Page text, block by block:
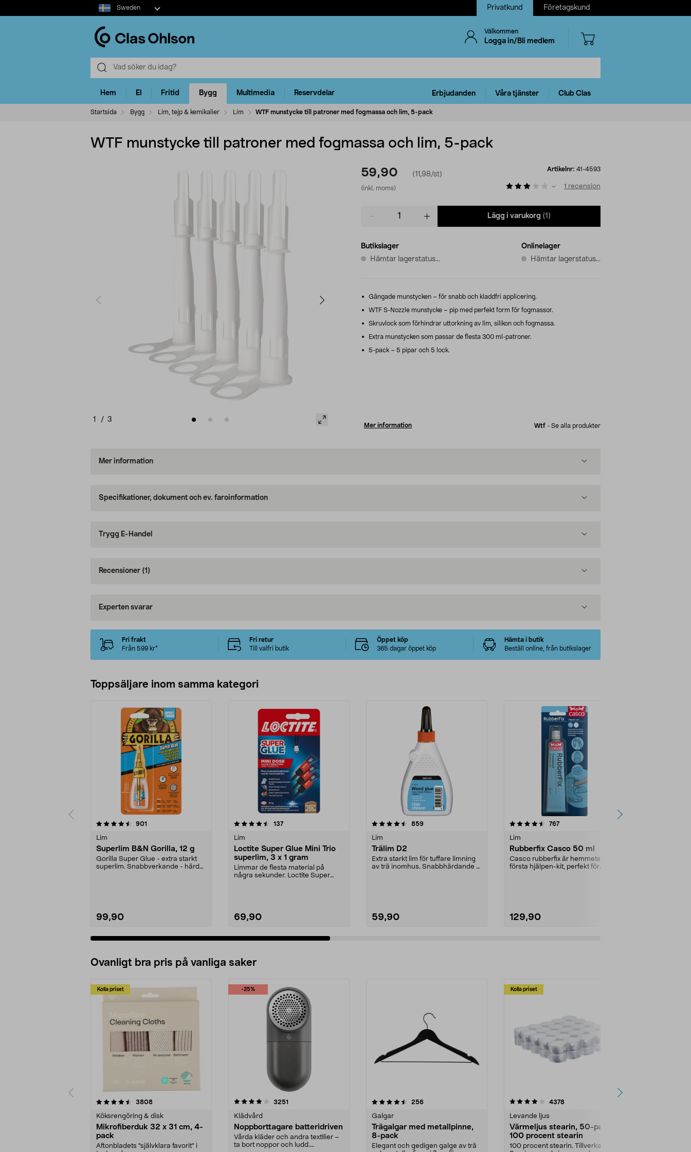
Select
market
Sweden Privatkund Företagskund
Välkommen
Logga in/Bli medlem
Hem El Fritid Bygg Multimedia Reservdelar Erbjudanden Våra tjänster Club Clas
Startsida Bygg Lim, tejp & kemikalier Lim WTF munstycke till patroner med fogmassa och lim, 5-pack
WTF munstycke till patroner med fogmassa och lim, 5-pack
1 / 3
59,90 (11,98/st)
(inkl. moms)
Artikelnr: 41-4593
1 recension
Lägg i varukorg (1)
Butikslager
Hämtar lagerstatus...
Onlinelager
Hämtar lagerstatus...
Gängade munstycken – för snabb och kladdfri applicering.
WTF S-Nozzle munstycke – pip med perfekt form för fogmassor.
Skruvlock som förhindrar uttorkning av lim, silikon och fogmassa.
Extra munstycken som passar de flesta 300 ml-patroner.
5-pack – 5 pipar och 5 lock.
Mer information Wtf - Se alla produkter
Mer information
Specifikationer, dokument och ev. faroinformation
Trygg E-Handel
Recensioner (1)
Experten svarar
Fri frakt
Från 599 kr*
Fri retur
Till valfri butik
Öppet köp
365 dagar öppet köp
Hämta i butik
Beställ online, från butikslager
Toppsäljare inom samma kategori
901
Lim
Superlim B&N Gorilla, 12 g
Gorilla Super Glue - extra starkt
superlim. Snabbverkande - härdar
99,90
4.5 av 5 stjärnor 137recensioner
Lim
Loctite Super Glue Mini Trio
superlim, 3 x 1 gram
Limmar de flesta material på
några sekunder. Loctite Super
69,90
4.5 av 5 stjärnor 859recensioner
Lim
Trälim D2
Extra starkt lim för tuffare limning
av trä inomhus. Snabbhärdande -
59,90
4.5 av 5 stjärnor 767recensioner
Lim
Rubberfix Casco 50 ml
Casco rubberfix är hemmets
första hjälpen-kit, perfekt för
129,90
4.0 av 5 stjärnor
Ovanligt bra pris på vanliga saker
Kolla priset
3808recensioner
Köksrengöring & disk
Mikrofiberduk 32 x 31 cm, 4-
pack
Aftonbladets "självklara favorit” i
-25%
4.0av 5 stjärnor 3251
Klädvård
Noppborttagare batteridriven
Vårda kläder och andra textilier –
ta bort noppor och ludd.
4.5av 5 stjärnor 256recensioner
Galgar
Trägalgar med metallpinne,
8-pack
Elegant och gedigen galge av trä
Kolla priset
4.0av 5 stjärnor 4378recensioner
Levande ljus
Värmeljus stearin, 50-pack,
100 procent stearin
100 procent stearin. Tillverkade i
4.5av 5 stjärnor